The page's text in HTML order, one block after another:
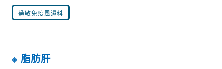
過敏免疫風濕科
※ 脂肪肝